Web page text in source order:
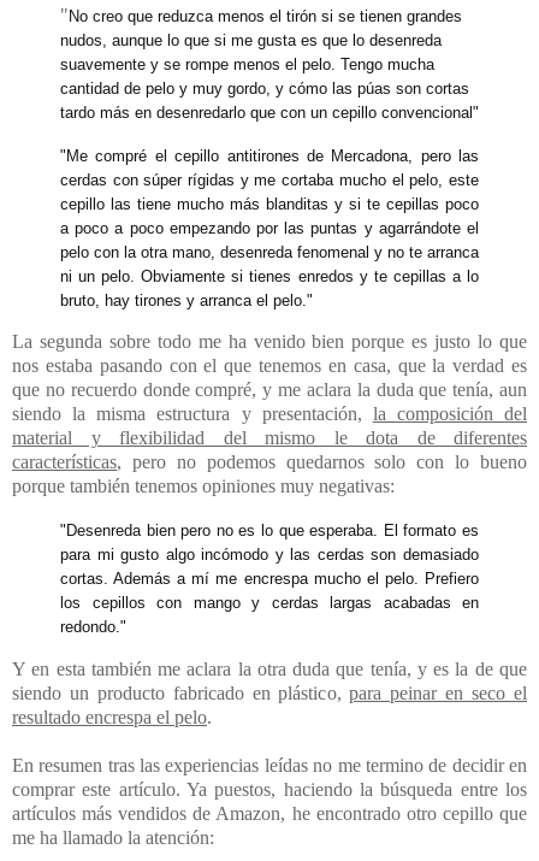
"No creo que reduzca menos el tirón si se tienen grandes
nudos, aunque lo que si me gusta es que lo desenreda
suavemente y se rompe menos el pelo. Tengo mucha
cantidad de pelo y muy gordo, y cómo las púas son cortas
tardo más en desenredarlo que con un cepillo convencional"
"Me compré el cepillo antitirones de Mercadona, pero las
cerdas con súper rígidas y me cortaba mucho el pelo, este
cepillo las tiene mucho más blanditas y si te cepillas poco
a poco a poco empezando por las puntas y agarrándote el
pelo con la otra mano, desenreda fenomenal y no te arranca
ni un pelo. Obviamente si tienes enredos y te cepillas a lo
bruto, hay tirones y arranca el pelo."
La segunda sobre todo me ha venido bien porque es justo lo que
nos estaba pasando con el que tenemos en casa, que la verdad es
que no recuerdo donde compré, y me aclara la duda que tenía, aun
siendo la misma estructura y presentación, la composición del
material y flexibilidad del mismo le dota de diferentes
características, pero no podemos quedarnos solo con lo bueno
porque también tenemos opiniones muy negativas:
"Desenreda bien pero no es lo que esperaba. El formato es
para mi gusto algo incómodo y las cerdas son demasiado
cortas. Además a mí me encrespa mucho el pelo. Prefiero
los cepillos con mango y cerdas largas acabadas en
redondo."
Y en esta también me aclara la otra duda que tenía, y es la de que
siendo un producto fabricado en plástico,para peinar en seco el
resultado encrespa el pelo.
En resumen tras las experiencias leídas no me termino de decidir en
comprar este artículo. Ya puestos, haciendo la búsqueda entre los
artículos más vendidos de Amazon, he encontrado otro cepillo que
me ha llamado la atención: